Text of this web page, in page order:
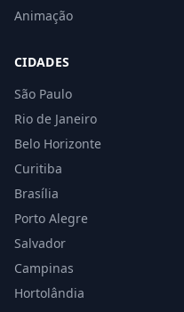
Animação
CIDADES
São Paulo
Rio de Janeiro
Belo Horizonte
Curitiba
Brasília
Porto Alegre
Salvador
Campinas
Hortolândia